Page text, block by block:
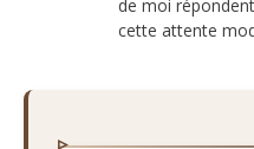
de moi
cette attente